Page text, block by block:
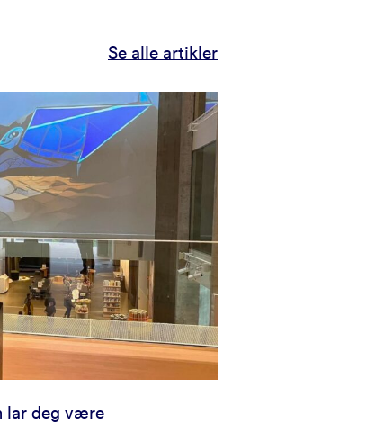
Se alle artikler
lar deg være